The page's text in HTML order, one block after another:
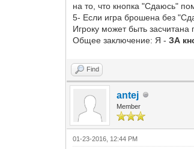
на то, что кнопка "Сдаюсь"
5- Если игра брошена без
Игроку может быть
Общее заключение: Я -ЗА
Find
antej
Member
01-23-2016, 12:44 PM